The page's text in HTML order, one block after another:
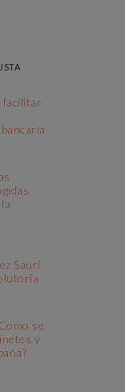
facilitar
Saurí
se
y